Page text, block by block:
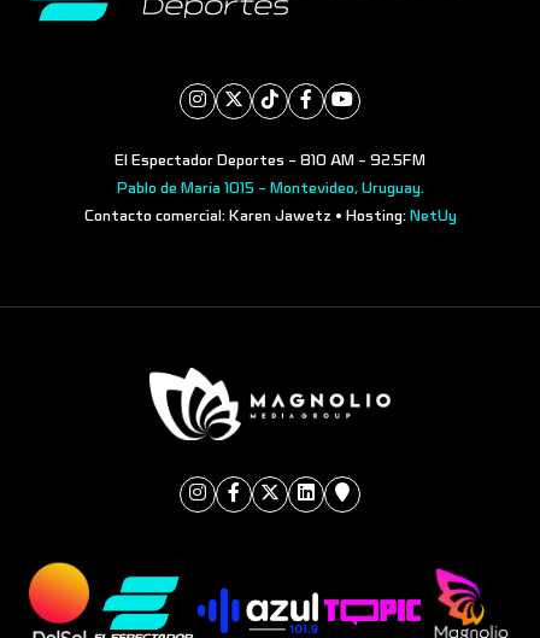
El Espectador Deportes - 810 AM - 92.5FM
Pablo de María 1015 - Montevideo, Uruguay.
Contacto comercial: Karen Jawetz • Hosting: NetUy